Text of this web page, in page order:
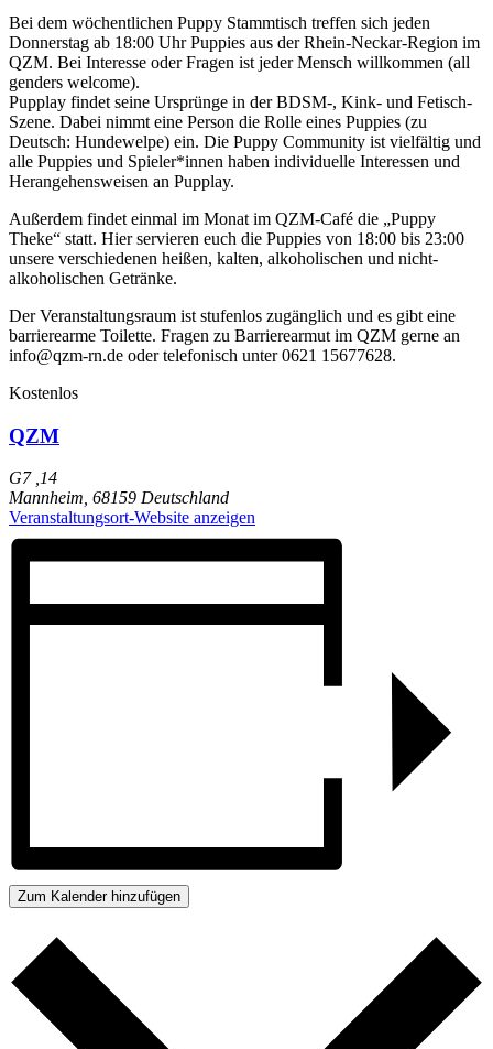
Bei dem wöchentlichen Puppy Stammtisch treffen sich jeden
Donnerstag ab 18:00 Uhr Puppies aus der Rhein-Neckar-Region im
QZM. Bei Interesse oder Fragen ist jeder Mensch willkommen (all
genders welcome).
Pupplay findet seine Ursprünge in der BDSM-, Kink- und Fetisch-
Szene. Dabei nimmt eine Person die Rolle eines Puppies (zu
Deutsch: Hundewelpe) ein. Die Puppy Community ist vielfältig und
alle Puppies und Spieler*innen haben individuelle Interessen und
Herangehensweisen an Pupplay.
Außerdem findet einmal im Monat im QZM-Café die „Puppy
Theke“ statt. Hier servieren euch die Puppies von 18:00 bis 23:00
unsere verschiedenen heißen, kalten, alkoholischen und nicht-
alkoholischen Getränke.
Der Veranstaltungsraum ist stufenlos zugänglich und es gibt eine
barrierearme Toilette. Fragen zu Barrierearmut im QZM gerne an
info@qzm-rn.de oder telefonisch unter 0621 15677628.
Kostenlos
QZM
G7 ,14
Mannheim 68159 Deutschland
Veranstaltungsort-Website anzeigen
Zum Kalender hinzufügen